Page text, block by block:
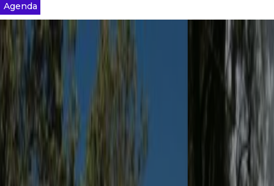
Agenda